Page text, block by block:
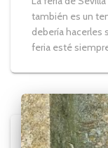
también es un
debería hacerles
feria esté